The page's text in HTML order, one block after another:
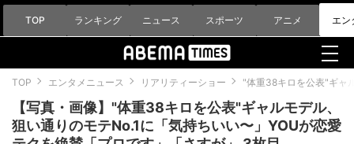
TOP ランキング ニュース スポーツ アニメ エン
TOP エンタメニュース リアリティーショー "体重38キロを公表"ギャ
【写真・画像】"体重38キロを公表"ギャルモデル、
狙い通りのモテNo.1に「気持ちいい〜」YOUが恋愛